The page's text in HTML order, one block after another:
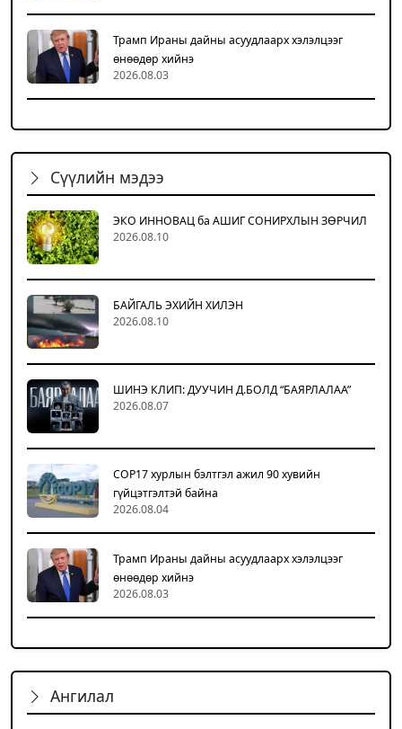
Трамп Ираны дайны асуудлаарх хэлэлцээг
өнөөдөр хийнэ
2026.08.03
Сүүлийн мэдээ
ЭКО ИННОВАЦ ба АШИГ СОНИРХЛЫН ЗӨРЧИЛ
2026.08.10
БАЙГАЛЬ ЭХИЙН ХИЛЭН
2026.08.10
ШИНЭ КЛИП: ДУУЧИН Д.БОЛД “БАЯРЛАЛАА”
2026.08.07
COP17 хурлын бэлтгэл ажил 90 хувийн
гүйцэтгэлтэй байна
2026.08.04
Трамп Ираны дайны асуудлаарх хэлэлцээг
өнөөдөр хийнэ
2026.08.03
Ангилал